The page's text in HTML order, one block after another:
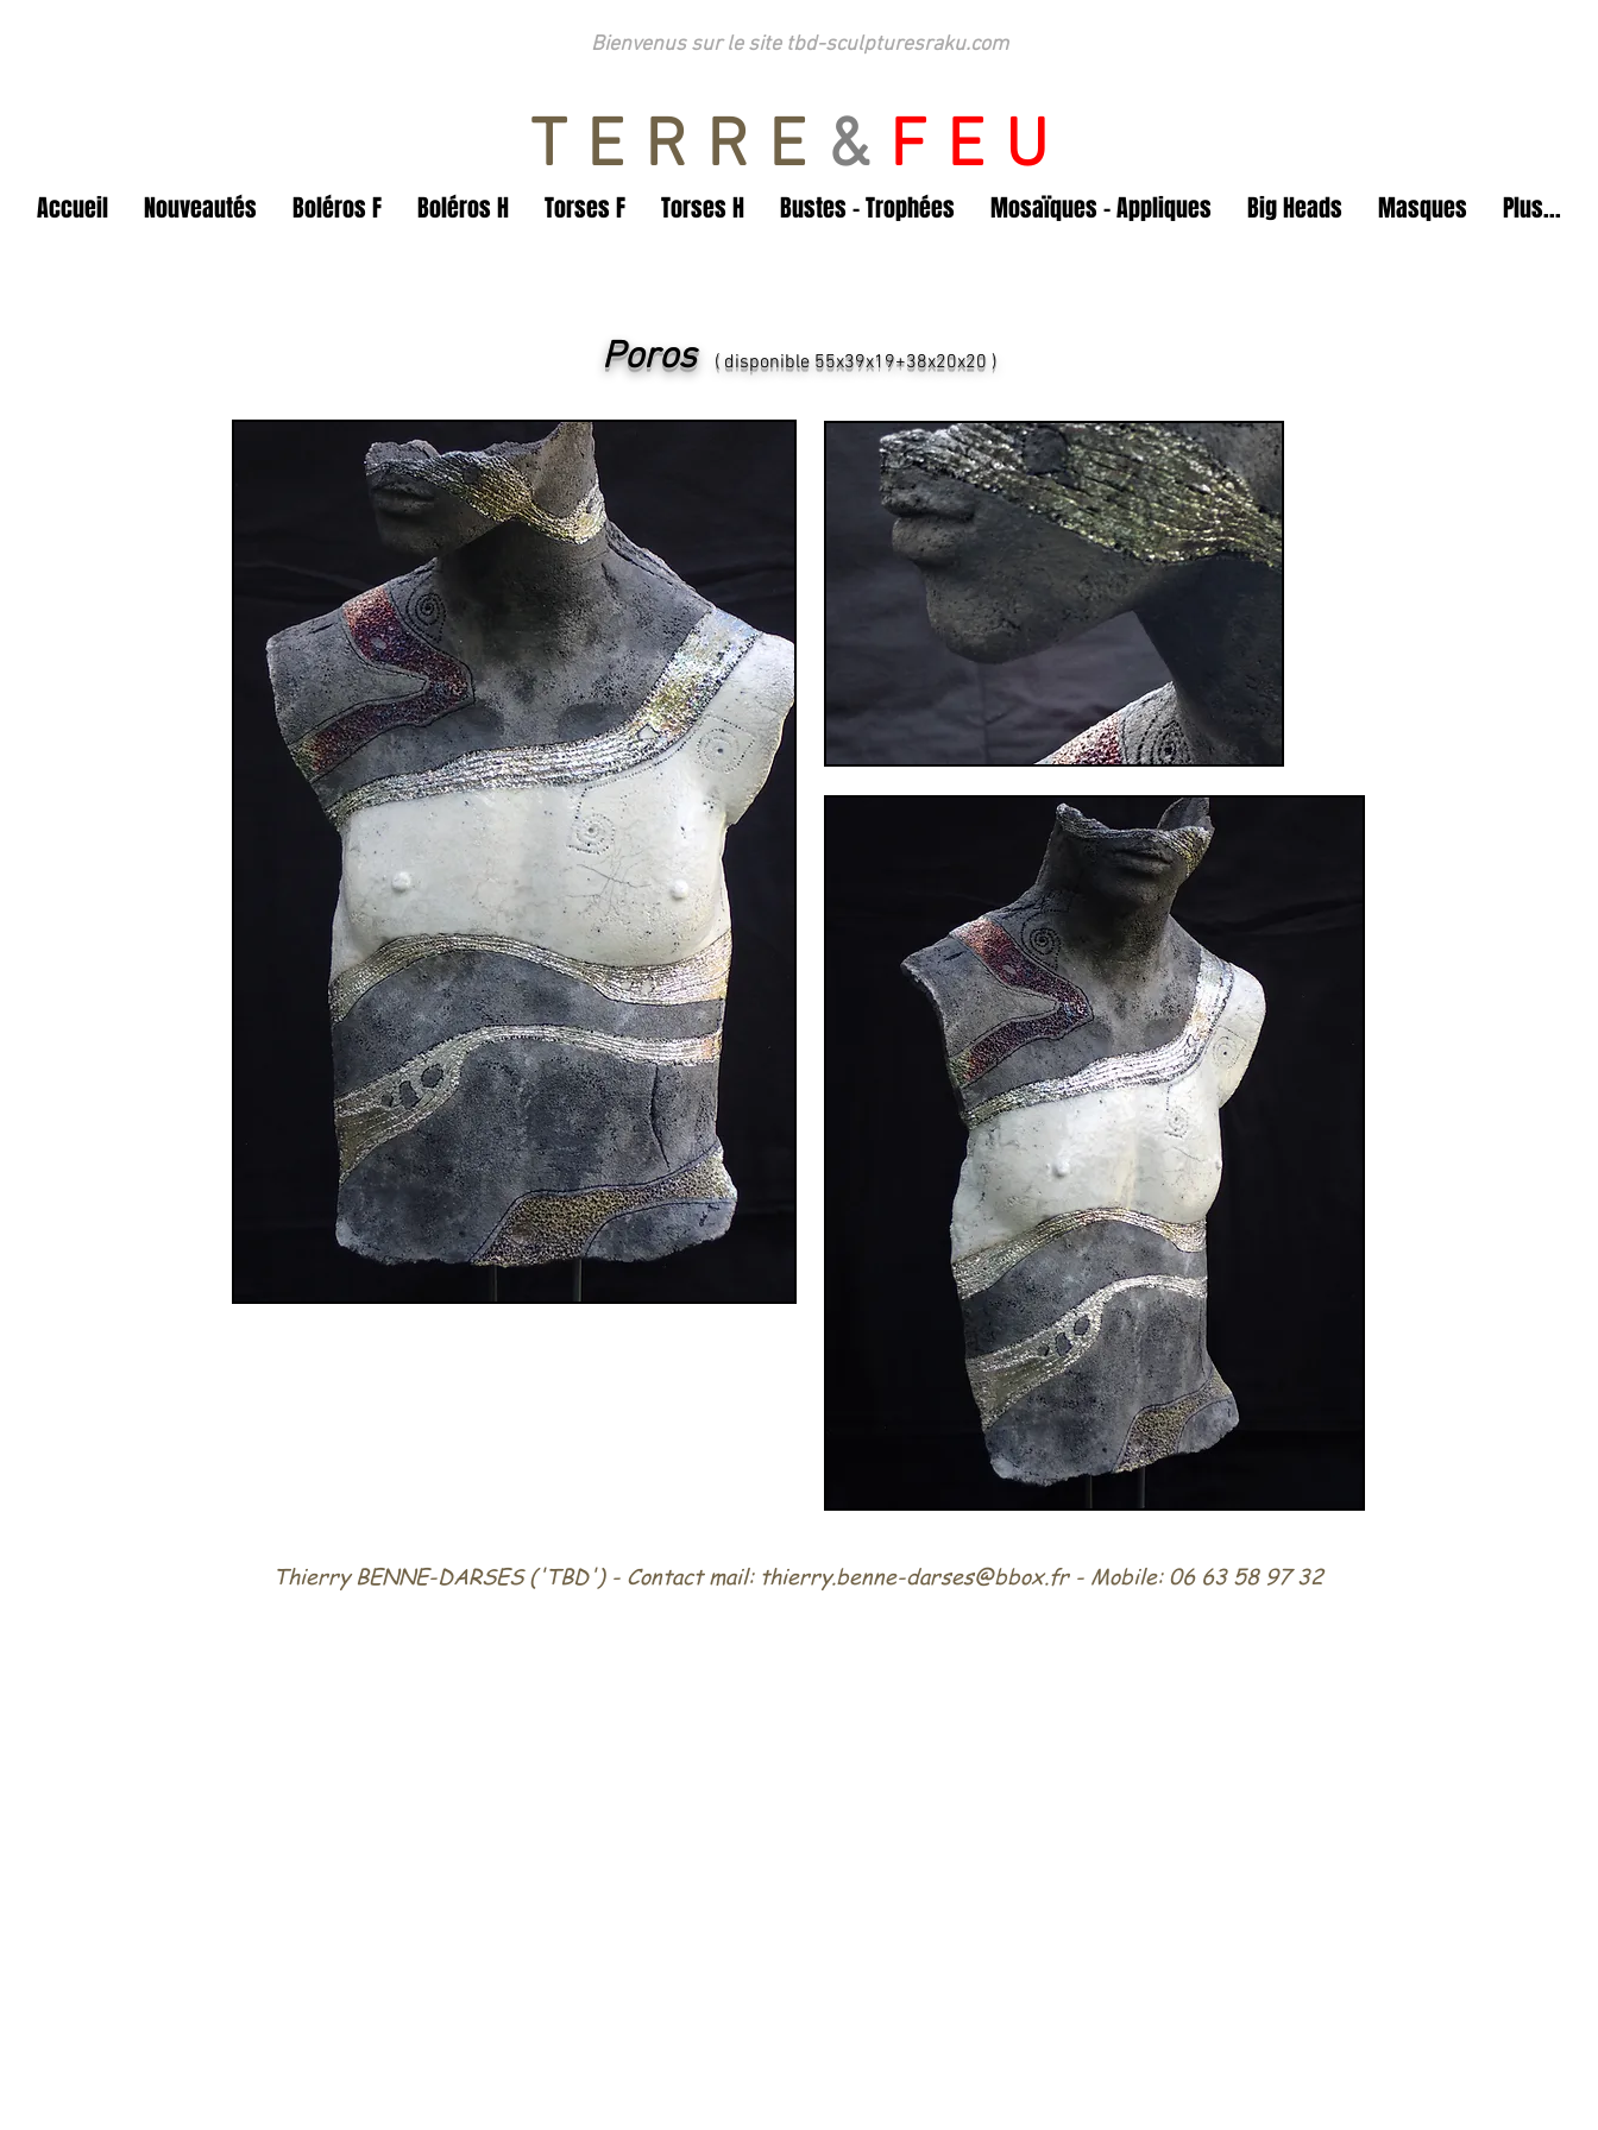
Bienvenus sur le site tbd-sculpturesraku.com
TERRE & FEU
Accueil Nouveautés Boléros F Boléros H Torses F Torses H Bustes - Trophées Mosaïques - Appliques Big Heads Masques Plus...
Poros ( disponible 55x39x19+38x20x20 )
Thierry BENNE-DARSES ('TBD') - Contact mail: thierry.benne-darses@bbox.fr- Mobile: 06 63 58 97 32